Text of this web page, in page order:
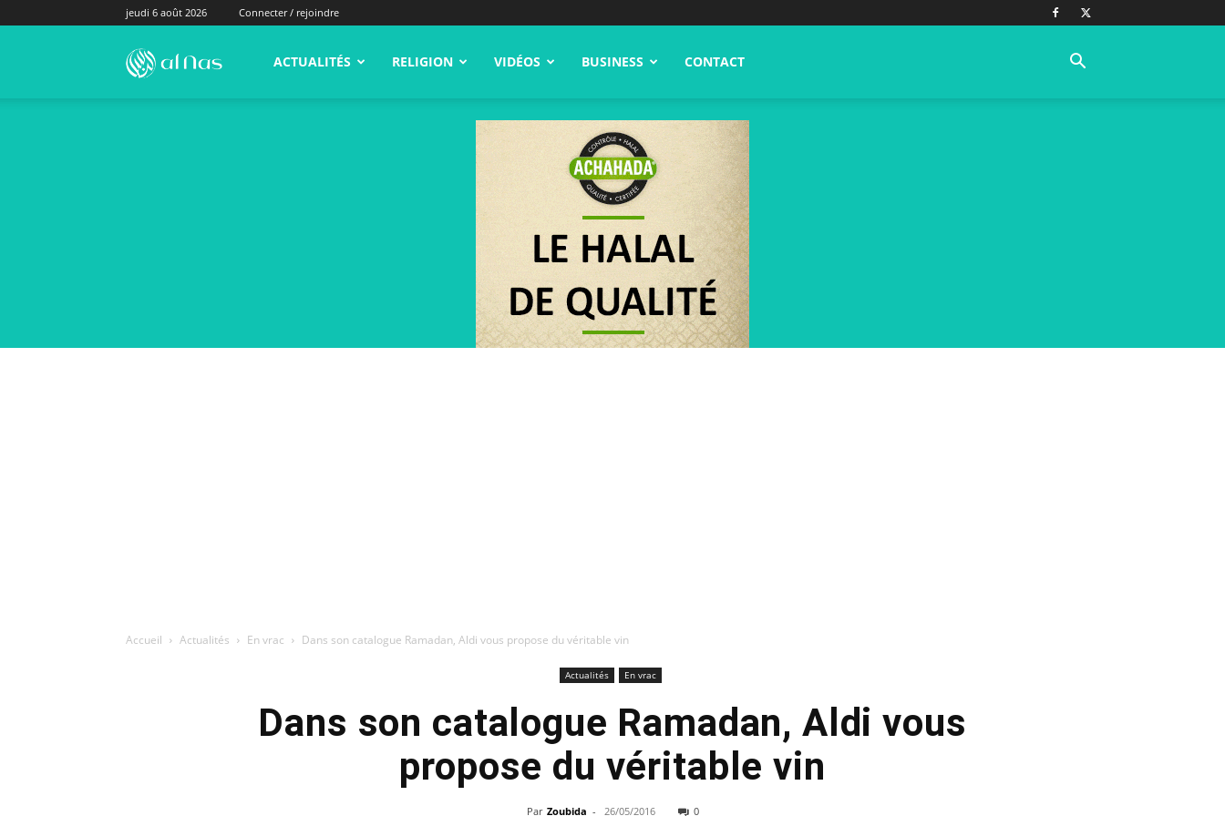
jeudi 6 août 2026 Connecter / rejoindre
alNas.fr ACTUALITÉS RELIGION VIDÉOS BUSINESS CONTACT
Accueil Actualités En vrac Dans son catalogue Ramadan, Aldi vous propose du véritable vin
Actualités En vrac
Dans son catalogue Ramadan, Aldi vous
propose du véritable vin
Par Zoubida - 26/05/2016 0